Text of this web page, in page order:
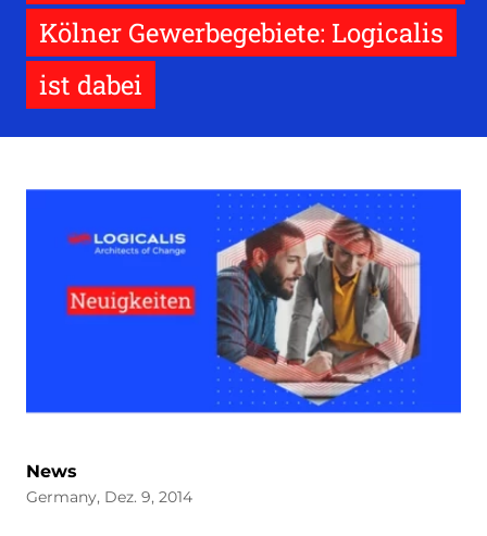
Kölner Gewerbegebiete: Logicalis
ist dabei
News
Germany, Dez. 9, 2014